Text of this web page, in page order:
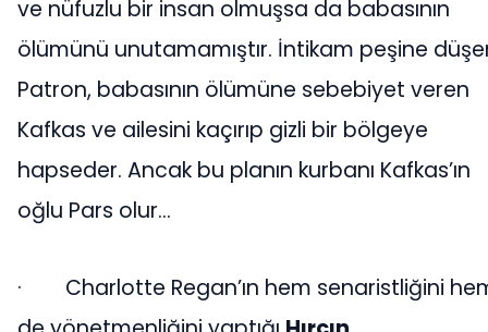
ve nüfuzlu bir insan olmuşsa da babasının
ölümünü unutamamıştır. İntikam peşine
Patron, babasının ölümüne sebebiyet veren
Kafkas ve ailesini kaçırıp gizli bir bölgeye
hapseder. Ancak bu planın kurbanı Kafkas’ın
oğlu Pars olur…
· Charlotte Regan’ın hem senaristliğini